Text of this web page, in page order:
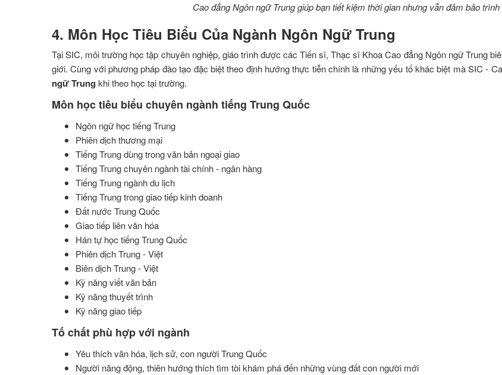
Cao đẳng Ngôn ngữ Trung giúp bạn tiết kiệm thời gian nhưng vẫn đảm bảo
4. Môn Học Tiêu Biểu Của Ngành Ngôn Ngữ Trung
Tại SIC, môi trường học tập chuyên nghiệp, giáo trình được các Tiến sĩ, Thạc sĩ Khoa Cao đẳng Ngôn ngữ Trung
giới. Cùng với phương pháp đào tạo đặc biệt theo định hướng thực tiễn chính là những yếu tố khác biệt mà SIC -
ngữ Trung khi theo học tại trường.
Môn học tiêu biểu chuyên ngành tiếng Trung Quốc
Ngôn ngữ học tiếng Trung
Phiên dịch thương mại
Tiếng Trung dùng trong văn bản ngoại giao
Tiếng Trung chuyên ngành tài chính - ngân hàng
Tiếng Trung ngành du lịch
Tiếng Trung trong giao tiếp kinh doanh
Đất nước Trung Quốc
Giao tiếp liên văn hóa
Hán tự học tiếng Trung Quốc
Phiên dịch Trung - Việt
Biên dịch Trung - Việt
Kỹ năng viết văn bản
Kỹ năng thuyết trình
Kỹ năng giao tiếp
Tố chất phù hợp với ngành
Yêu thích văn hóa, lịch sử, con người Trung Quốc
Người năng động, thiên hướng thích tìm tòi khám phá đến những vùng đất con người mới